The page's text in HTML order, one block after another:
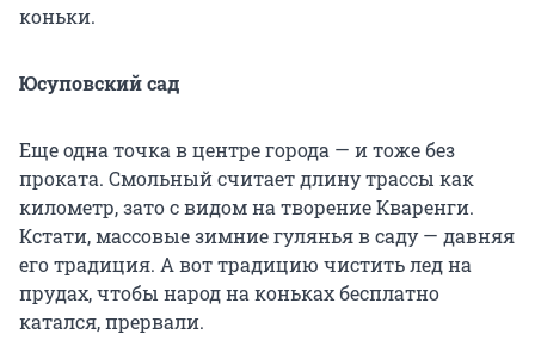
коньки.
Юсуповский сад
Еще одна точка в центре города — и тоже без
проката. Смольный считает длину трассы как
километр, зато с видом на творение Кваренги.
Кстати, массовые зимние гулянья в саду — давняя
его традиция. А вот традицию чистить лед на
прудах, чтобы народ на коньках бесплатно
катался, прервали.